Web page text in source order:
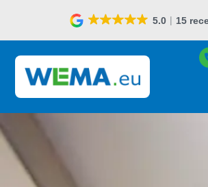
Goede prijs-kwaliteit